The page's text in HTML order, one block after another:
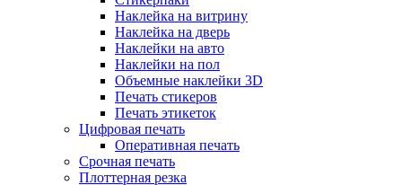
Наклейка на витрину
Наклейка на дверь
Наклейки на авто
Наклейки на пол
Объемные наклейки 3D
Печать стикеров
Печать этикеток
Цифровая печать
Оперативная печать
Срочная печать
Плоттерная резка